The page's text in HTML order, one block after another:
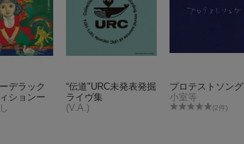
デラック
ションー
“伝道"URC未発表発掘
ライヴ集
(V.A.)
プロテストソング
小室等
(2件)